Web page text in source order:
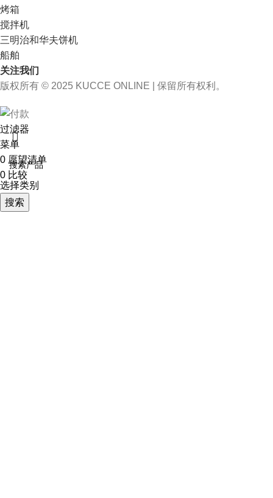
烤箱
搅拌机
三明治和华夫饼机
船舶
关注我们
版权所有 © 2025 KUCCE ONLINE | 保留所有权利。
选择类别
搜索
过滤器
菜单
0 愿望清单
0 比较